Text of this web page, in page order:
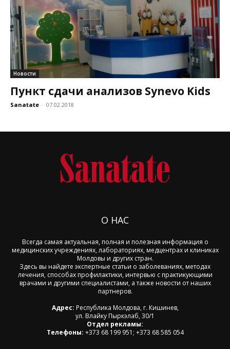
Новости
Пункт сдачи анализов Synevo Kids
Sanatate - 07.02.2018
О НАС
Всегда самая актуальная, полная и полезная информация о
медицинских учреждениях, лабораториях, медцентрах и клиниках
Молдовы и других стран.
Здесь вы найдете экспертные статьи о заболеваниях, методах
лечения, способах профилактики, интервью с практикующими
врачами и другими специалистами, а также новости от наших
партнеров.
Адрес: Республика Молдова, г. Кишинев,
ул. Влайку Пыркэлаб, 30/1
Отдел рекламы:
Телефоны: +373 68 199 951; +373 68 585 054